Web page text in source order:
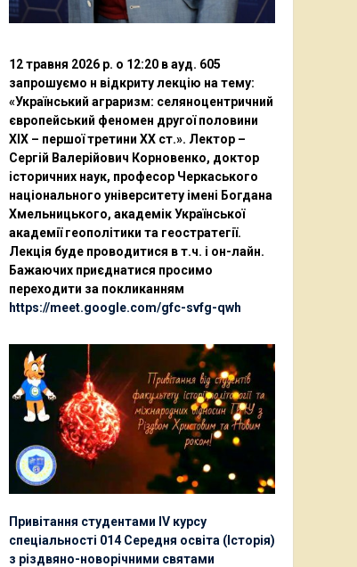
12 травня 2026 р. о 12:20 в ауд. 605
запрошуємо н відкриту лекцію на тему:
«Український аграризм: селяноцентричний
європейський феномен другої половини
ХІХ – першої третини ХХ ст.». Лектор –
Сергій Валерійович Корновенко, доктор
історичних наук, професор Черкаського
національного університету імені Богдана
Хмельницького, академік Української
академії геополітики та геостратегії.
Лекція буде проводитися в т.ч. і он-лайн.
Бажаючих приєднатися просимо
переходити за покликанням
https://meet.google.com/gfc-svfg-qwh
Привітання студентами ІV курсу
спеціальності 014 Середня освіта (Історія)
з різдвяно-новорічними святами